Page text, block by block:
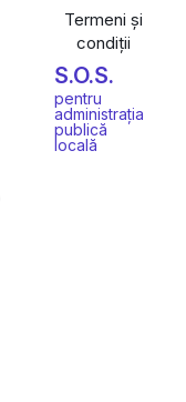
Termeni și
condiții
S.O.S.
pentru
administrația
publică
locală